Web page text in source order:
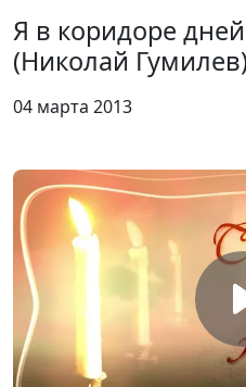
Я в коридоре
(Николай Гумилев)
04 марта 2013
Никитин)
Заводи (Николай
Жизнь (Иван
Клюшников)
Я не тому молюсь
(Семен Надсон)